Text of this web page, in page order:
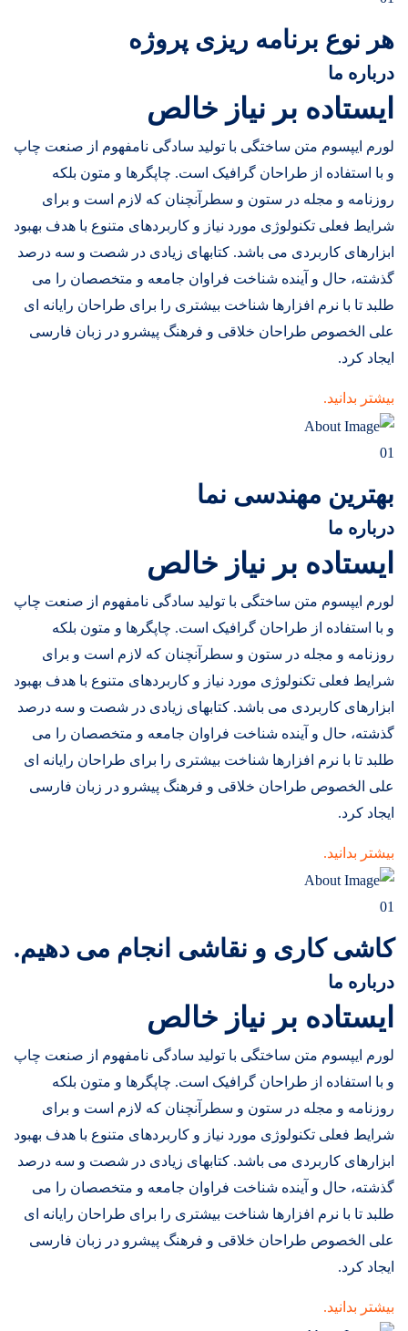
هر نوع برنامه ریزی پروژه
درباره ما
ایستاده بر نیاز خالص
لورم ایپسوم متن ساختگی با تولید سادگی نامفهوم از صنعت چاپ
و با استفاده از طراحان گرافیک است. چاپگرها و متون بلکه
روزنامه و مجله در ستون و سطرآنچنان که لازم است و برای
شرایط فعلی تکنولوژی مورد نیاز و کاربردهای متنوع با هدف بهبود
ابزارهای کاربردی می باشد. کتابهای زیادی در شصت و سه درصد
گذشته، حال و آینده شناخت فراوان جامعه و متخصصان را می
طلبد تا با نرم افزارها شناخت بیشتری را برای طراحان رایانه ای
علی الخصوص طراحان خلاقی و فرهنگ پیشرو در زبان فارسی
ایجاد کرد.
بیشتر بدانید.
بهترین مهندسی نما
درباره ما
ایستاده بر نیاز خالص
لورم ایپسوم متن ساختگی با تولید سادگی نامفهوم از صنعت چاپ
و با استفاده از طراحان گرافیک است. چاپگرها و متون بلکه
روزنامه و مجله در ستون و سطرآنچنان که لازم است و برای
شرایط فعلی تکنولوژی مورد نیاز و کاربردهای متنوع با هدف بهبود
ابزارهای کاربردی می باشد. کتابهای زیادی در شصت و سه درصد
گذشته، حال و آینده شناخت فراوان جامعه و متخصصان را می
طلبد تا با نرم افزارها شناخت بیشتری را برای طراحان رایانه ای
علی الخصوص طراحان خلاقی و فرهنگ پیشرو در زبان فارسی
ایجاد کرد.
بیشتر بدانید.
01
کاشی کاری و نقاشی انجام می دهیم.
درباره ما
ایستاده بر نیاز خالص
لورم ایپسوم متن ساختگی با تولید سادگی نامفهوم از صنعت چاپ
و با استفاده از طراحان گرافیک است. چاپگرها و متون بلکه
روزنامه و مجله در ستون و سطرآنچنان که لازم است و برای
شرایط فعلی تکنولوژی مورد نیاز و کاربردهای متنوع با هدف بهبود
ابزارهای کاربردی می باشد. کتابهای زیادی در شصت و سه درصد
گذشته، حال و آینده شناخت فراوان جامعه و متخصصان را می
طلبد تا با نرم افزارها شناخت بیشتری را برای طراحان رایانه ای
علی الخصوص طراحان خلاقی و فرهنگ پیشرو در زبان فارسی
ایجاد کرد.
بیشتر بدانید.